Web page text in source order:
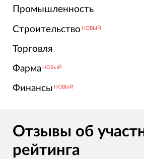
Промышленность
Строительство НОВЫЙ
Торговля
Фарма НОВЫЙ
Финансы НОВЫЙ
Отзывы об
рейтинга